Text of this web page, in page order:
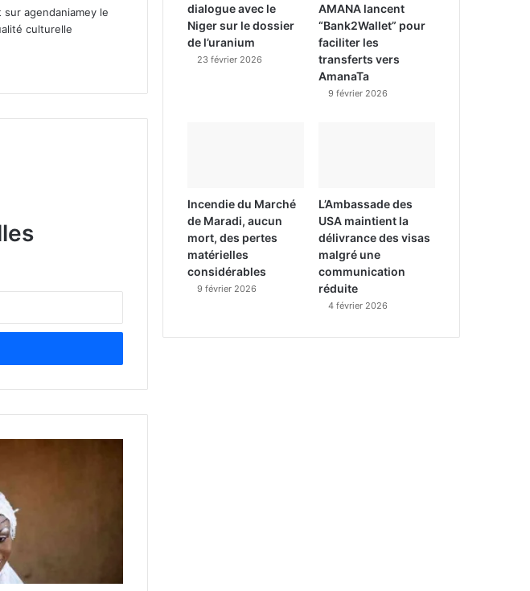
agendaniamey le
culturelle
dialogue avec le
Niger sur le dossier
de l’uranium
23 février 2026
AMANA lancent
“Bank2Wallet” pour
faciliter les
transferts vers
AmanaTa
9 février 2026
Incendie du Marché
de Maradi, aucun
mort, des pertes
matérielles
considérables
9 février 2026
L’Ambassade des
USA maintient la
délivrance des visas
malgré une
communication
réduite
4 février 2026